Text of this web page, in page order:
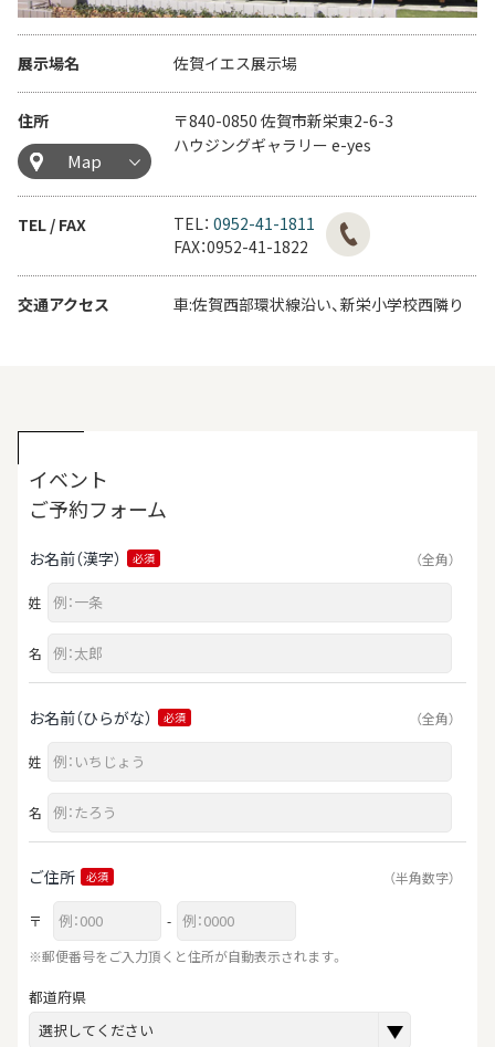
展示場名 佐賀イエス展示場
住所
Map
〒840-0850 佐賀市新栄東2-6-3
ハウジングギャラリー e-yes
TEL / FAX TEL： 0952-41-1811
FAX：0952-41-1822
交通アクセス 車:佐賀西部環状線沿い、新栄小学校西隣り
イベント
ご予約フォーム
お名前（漢字） 必須 （全角）
姓
名
お名前（ひらがな） 必須 （全角）
姓
名
ご住所 必須 （半角数字）
〒
-
※郵便番号をご入力頂くと住所が自動表示されます。
都道府県